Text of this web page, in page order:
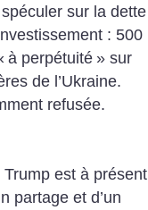
sur la dette
: 500
à perpétuité » sur
de l’Ukraine.
refusée.
est à présent
partage et d’un